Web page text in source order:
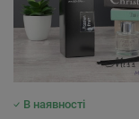
В наявності